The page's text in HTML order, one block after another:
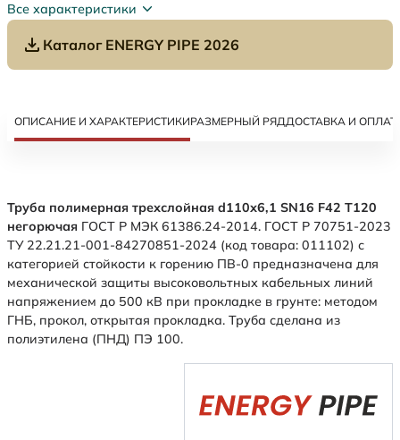
Все характеристики
Каталог ENERGY PIPE 2026
ОПИСАНИЕ И ХАРАКТЕРИСТИКИРАЗМЕРНЫЙ РЯДДОСТАВКА И
Труба полимерная трехслойная d110х6,1 SN16 F42 Т120
негорючая ГОСТ Р МЭК 61386.24-2014. ГОСТ Р 70751-2023
ТУ 22.21.21-001-84270851-2024 (код товара: 011102) с
категорией стойкости к горению ПВ-0 предназначена для
механической защиты высоковольтных кабельных линий
напряжением до 500 кВ при прокладке в грунте: методом
ГНБ, прокол, открытая прокладка. Труба сделана из
полиэтилена (ПНД) ПЭ 100.